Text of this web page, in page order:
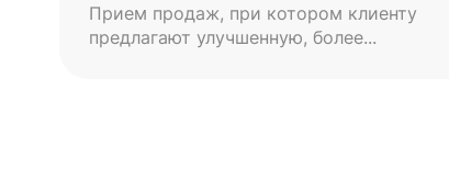
Прием продаж, при котором клиенту
предлагают улучшенную, более...